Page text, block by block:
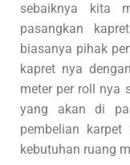
sebaiknya kita
pasangkan
biasanya pihak
kapret nya
meter per roll nya
yang akan di
pembelian
kebutuhan ruang